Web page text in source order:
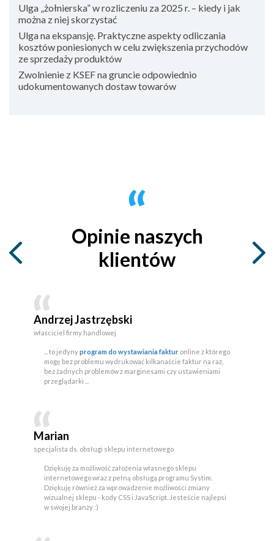
Ulga „żołnierska” w rozliczeniu za 2025 r. – kiedy i jak
można z niej skorzystać
Ulga na ekspansję. Praktyczne aspekty odliczania
kosztów poniesionych w celu zwiększenia przychodów
ze sprzedaży produktów
Zwolnienie z KSEF na gruncie odpowiednio
udokumentowanych dostaw towarów
Opinie naszych
klientów
Andrzej Jastrzębski
właściciel firmy handlowej
... to jedynyprogram do wystawiania fakturonline z którego
mogę bez problemu wydrukować kilkanaście faktur na raz,
bez żadnych problemów z marginesami czy ustawieniami
przeglądarki ...
Marian
specjalista ds. obsługi sklepu internetowego
Dziękuję za możliwość założenia własnego sklepu
internetowego wraz z pełną obsługą programu Systim.
Dziękuję również za wprowadzenie możliwości zmiany
wizualnej sklepu - kody CSS i JavaScript. Jesteście najlepsi
w swojej branży :)